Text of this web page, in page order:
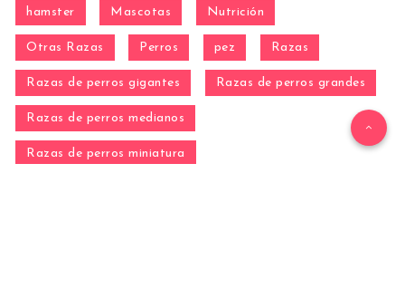
hamster Mascotas Nutrición
Otras Razas Perros pez Razas
Razas de perros gigantes Razas de perros grandes
Razas de perros medianos
Razas de perros miniatura